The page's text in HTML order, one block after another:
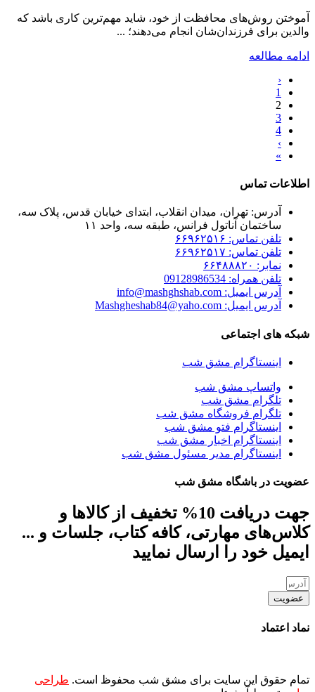
آموختن روش‌های محافظت از خود، شاید مهم‌ترین کاری باشد که
والدین برای فرزندان‌شان انجام می‌دهند؛ ...
ادامه مطالعه
‹
1
2
3
4
›
»
اطلاعات تماس
آدرس: تهران، میدان انقلاب، ابتدای خیابان قدس، پلاک سه،
ساختمان آناتول فرانس، طبقه سه، واحد ۱۱
تلفن تماس: ۶۶۹۶۲۵۱۶
تلفن تماس: ۶۶۹۶۲۵۱۷
نمابر: ۶۶۴۸۸۸۲۰
تلفن همراه: 09128986534
آدرس ایمیل: info@mashghshab.com
آدرس ایمیل: Mashgheshab84@yaho.com
شبکه های اجتماعی
اینستاگرام مشق شب
واتساپ مشق شب
تلگرام مشق شب
تلگرام فروشگاه مشق شب
اینستاگرام فتو مشق شب
اینستاگرام اخبار مشق شب
اینستاگرام مدیر مسئول مشق شب
عضویت در باشگاه مشق شب
جهت دریافت 10% تخفیف از کالاها و
کلاس‌های مهارتی، کافه کتاب، جلسات و ...
ایمیل خود را ارسال نمایید
عضویت
نماد اعتماد
تمام حقوق این سایت برای مشق شب محفوظ است. طراحی